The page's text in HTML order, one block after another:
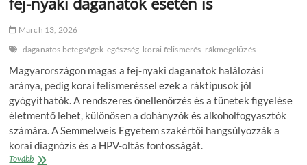
March 13, 2026
daganatos betegségek egészség korai felismerés rákmegelőzés
Magyarországon magas a fej-nyaki daganatok halálozási
aránya, pedig korai felismeréssel ezek a ráktípusok jól
gyógyíthatók. A rendszeres önellenőrzés és a tünetek figyelése
életmentő lehet, különösen a dohányzók és alkoholfogyasztók
számára. A Semmelweis Egyetem szakértői hangsúlyozzák a
korai diagnózis és a HPV-oltás fontosságát.
TovábbA